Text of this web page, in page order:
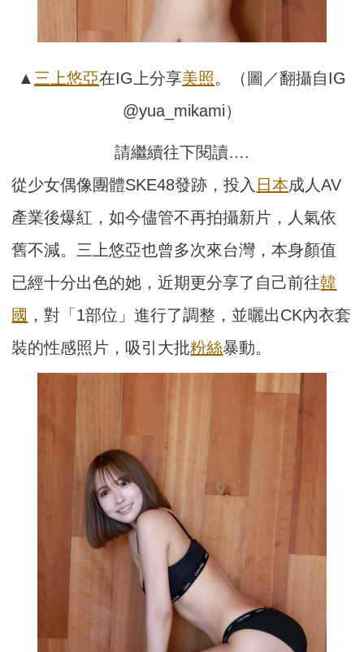
▲ 三上悠亞在IG上分享美照。（圖／翻攝自IG
@yua_mikami）
請繼續往下閱讀….
從少女偶像團體SKE48發跡，投入 日本成人AV
產業後爆紅，如今儘管不再拍攝新片，人氣依
舊不減。三上悠亞也曾多次來台灣，本身顏值
已經十分出色的她，近期更分享了自己前往韓
國 ，對「1部位」進行了調整，並曬出CK內衣套
裝的性感照片，吸引大批粉絲暴動。